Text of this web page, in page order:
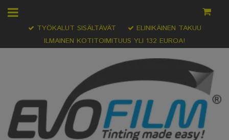
ILMAINEN KOTITOIMITUUS YLI 132 EUROA!
TYÖKALUT SISÄLTÄVÄT ELINIKÄINEN TAKUU